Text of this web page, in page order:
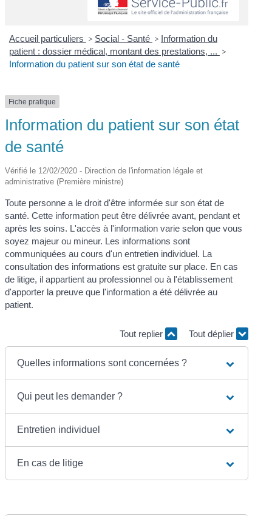
Accueil particuliers > Social - Santé > Information du
patient : dossier médical, montant des prestations, ... >
Information du patient sur son état de santé
Fiche pratique
Information du patient sur son état
de santé
Vérifié le 12/02/2020 - Direction de l'information légale et
administrative (Première ministre)
Toute personne a le droit d'être informée sur son état de
santé. Cette information peut être délivrée avant, pendant et
après les soins. L'accès à l'information varie selon que vous
soyez majeur ou mineur. Les informations sont
communiquées au cours d'un entretien individuel. La
consultation des informations est gratuite sur place. En cas
de litige, il appartient au professionnel ou à l'établissement
d'apporter la preuve que l'information a été délivrée au
patient.
Tout replier Tout déplier
Quelles informations sont concernées ?
Qui peut les demander ?
Entretien individuel
En cas de litige